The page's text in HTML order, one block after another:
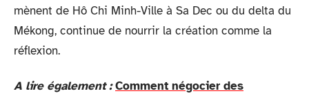
mènent de Hô Chi Minh-Ville à Sa Dec ou du delta du
Mékong, continue de nourrir la création comme la
réflexion.
A lire également : Comment négocier des